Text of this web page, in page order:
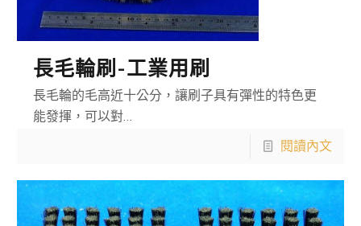
長毛輪刷-工業用刷
長毛輪的毛高近十公分，讓刷子具有彈性的特色更
能發揮，可以對…
閱讀內文